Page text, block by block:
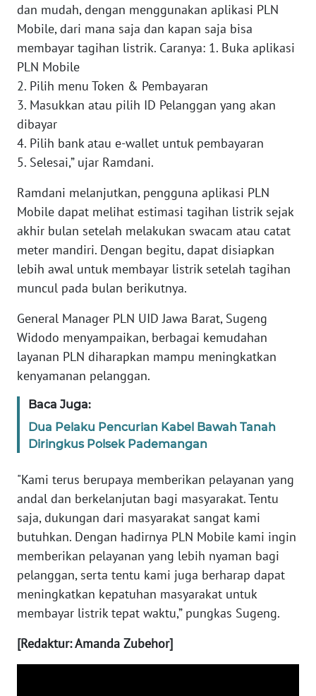
dan mudah, dengan menggunakan aplikasi PLN
Mobile, dari mana saja dan kapan saja bisa
membayar tagihan listrik. Caranya: 1. Buka aplikasi
PLN Mobile
2. Pilih menu Token & Pembayaran
3. Masukkan atau pilih ID Pelanggan yang akan
dibayar
4. Pilih bank atau e-wallet untuk pembayaran
5. Selesai,” ujar Ramdani.
Ramdani melanjutkan, pengguna aplikasi PLN
Mobile dapat melihat estimasi tagihan listrik sejak
akhir bulan setelah melakukan swacam atau catat
meter mandiri. Dengan begitu, dapat disiapkan
lebih awal untuk membayar listrik setelah tagihan
muncul pada bulan berikutnya.
General Manager PLN UID Jawa Barat, Sugeng
Widodo menyampaikan, berbagai kemudahan
layanan PLN diharapkan mampu meningkatkan
kenyamanan pelanggan.
Baca Juga:
Dua Pelaku Pencurian Kabel Bawah Tanah
Diringkus Polsek Pademangan
"Kami terus berupaya memberikan pelayanan yang
andal dan berkelanjutan bagi masyarakat. Tentu
saja, dukungan dari masyarakat sangat kami
butuhkan. Dengan hadirnya PLN Mobile kami ingin
memberikan pelayanan yang lebih nyaman bagi
pelanggan, serta tentu kami juga berharap dapat
meningkatkan kepatuhan masyarakat untuk
membayar listrik tepat waktu,” pungkas Sugeng.
[Redaktur: Amanda Zubehor]
WN
JAKARTA
WN
JABAR
BANTEN
WN
KEPRI
WN
PAPUA
WN
PAPUA
BARAT
RIAU
WN
WN
JAMBI
WN
WN
NTB